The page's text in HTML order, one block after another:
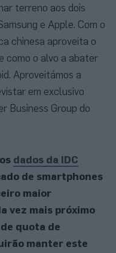
terreno aos dois
e Apple. Com o
chinesa aproveita o
como o alvo a abater
Aproveitámos a
em exclusivo
Business Group do
dados da IDC
de smartphones
maior
vez mais próximo
quota de
manter este